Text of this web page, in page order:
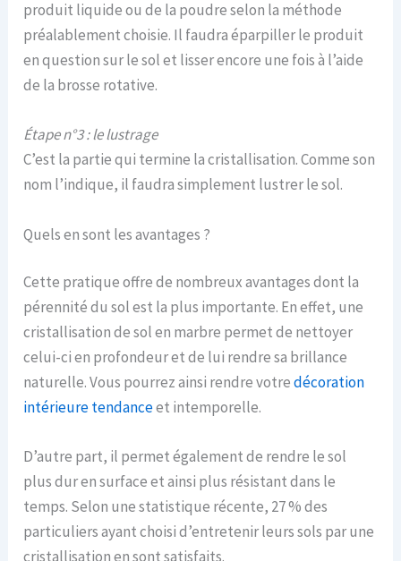
produit liquide ou de la poudre selon la méthode
préalablement choisie. Il faudra éparpiller le produit
en question sur le sol et lisser encore une fois à l’aide
de la brosse rotative.
Étape n°3 : le lustrage
C’est la partie qui termine la cristallisation. Comme son
nom l’indique, il faudra simplement lustrer le sol.
Quels en sont les avantages ?
Cette pratique offre de nombreux avantages dont la
pérennité du sol est la plus importante. En effet, une
cristallisation de sol en marbre permet de nettoyer
celui-ci en profondeur et de lui rendre sa brillance
naturelle. Vous pourrez ainsi rendre votredécoration
intérieure tendanceet intemporelle.
D’autre part, il permet également de rendre le sol
plus dur en surface et ainsi plus résistant dans le
temps. Selon une statistique récente, 27 % des
particuliers ayant choisi d’entretenir leurs sols par une
cristallisation en sont satisfaits.